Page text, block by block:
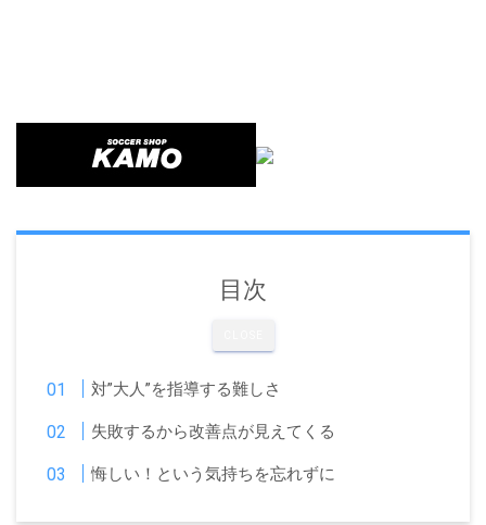
目次
対”大人”を指導する難しさ
失敗するから改善点が見えてくる
悔しい！という気持ちを忘れずに